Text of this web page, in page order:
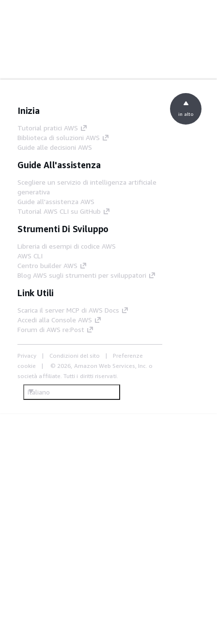
Inizia
Tutorial pratici AWS
Biblioteca di soluzioni AWS
Guide alle decisioni AWS
Guide All'assistenza
Scegliere un servizio di intelligenza artificiale
generativa
Guide all'assistenza AWS
Tutorial AWS CLI su GitHub
Strumenti Di Sviluppo
Libreria di esempi di codice AWS
AWS CLI
Centro builder AWS
Blog AWS sugli strumenti per sviluppatori
Link Utili
Scarica il server MCP di AWS Docs
Accedi alla Console AWS
Forum di AWS re:Post
Privacy Condizioni del sito
Preferenze
cookie
© 2026, Amazon Web Services, Inc. o
società affiliate. Tutti i diritti riservati.
Italiano
in alto